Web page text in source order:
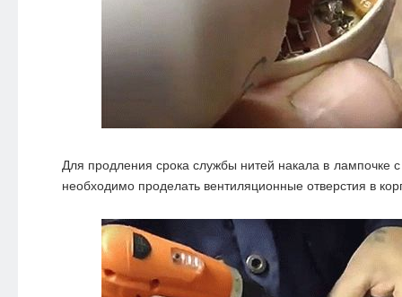
Для продления срока службы нитей накала в лампочке
необходимо проделать вентиляционные отверстия в